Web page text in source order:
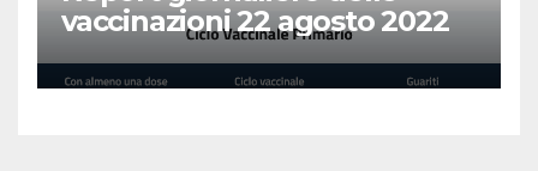
vaccinazioni 22 agosto 2022